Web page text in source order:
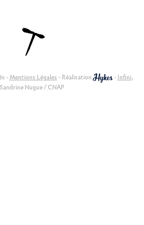
-Mentions Légales - Réalisation - Infini,
Sandrine Nugue / CNAP